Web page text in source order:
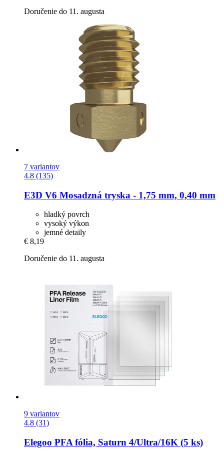
Doručenie do 11. augusta
7 variantov
4.8 (135)
E3D V6 Mosadzná tryska -​ 1,75 mm, 0,40 mm
hladký povrch
vysoký výkon
jemné detaily
€ 8,19
Doručenie do 11. augusta
9 variantov
4.8 (31)
Elegoo PFA fólia, Saturn 4/Ultra/16K (5 ks)